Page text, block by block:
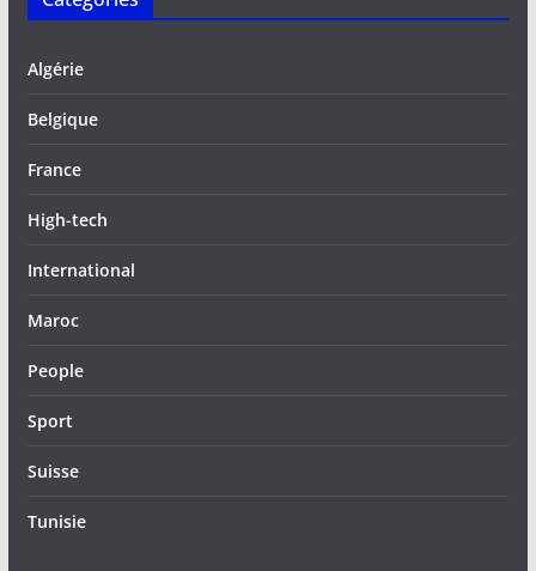
Algérie
Belgique
France
High-tech
International
Maroc
People
Sport
Suisse
Tunisie